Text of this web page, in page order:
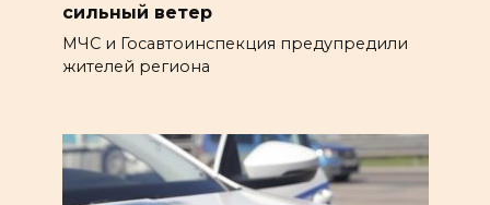
сильный ветер
МЧС и Госавтоинспекция предупредили
жителей региона